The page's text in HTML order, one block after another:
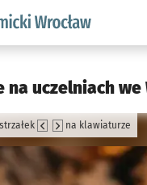
podserwis:
uczelniach
na klawiaturze